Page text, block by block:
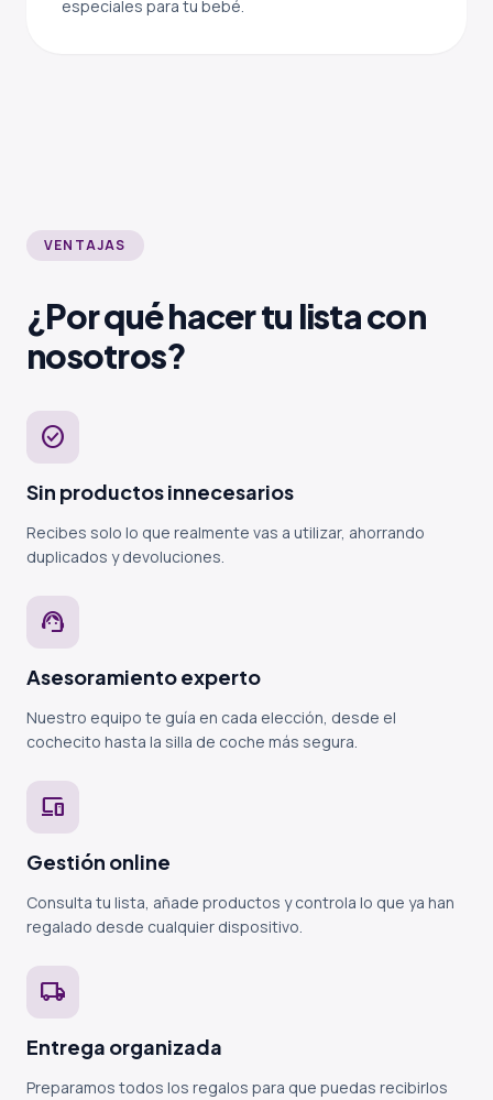
especiales para tu bebé.
VENTAJAS
¿Por qué hacer tu lista con
nosotros?
check_circle
Sin productos innecesarios
Recibes solo lo que realmente vas a utilizar, ahorrando
duplicados y devoluciones.
support_agent
Asesoramiento experto
Nuestro equipo te guía en cada elección, desde el
cochecito hasta la silla de coche más segura.
devices
Gestión online
Consulta tu lista, añade productos y controla lo que ya han
regalado desde cualquier dispositivo.
local_shipping
Entrega organizada
Preparamos todos los regalos para que puedas recibirlos